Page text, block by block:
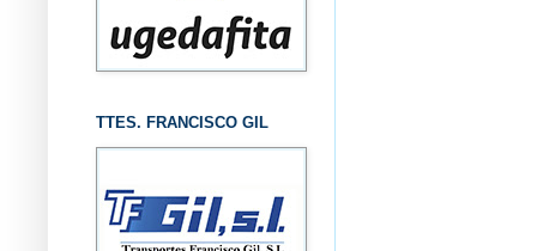
TTES. FRANCISCO GIL